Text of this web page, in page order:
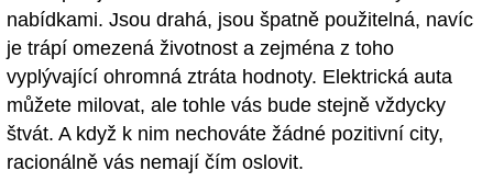
nabídkami. Jsou drahá, jsou špatně použitelná, navíc
je trápí omezená životnost a zejména z toho
vyplývající ohromná ztráta hodnoty. Elektrická auta
můžete milovat, ale tohle vás bude stejně vždycky
štvát. A když k nim nechováte žádné pozitivní city,
racionálně vás nemají čím oslovit.